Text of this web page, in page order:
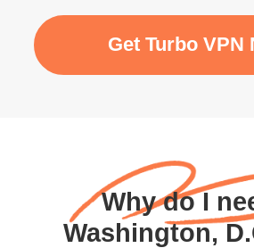
Get Turbo VPN
Why do I
Washington,